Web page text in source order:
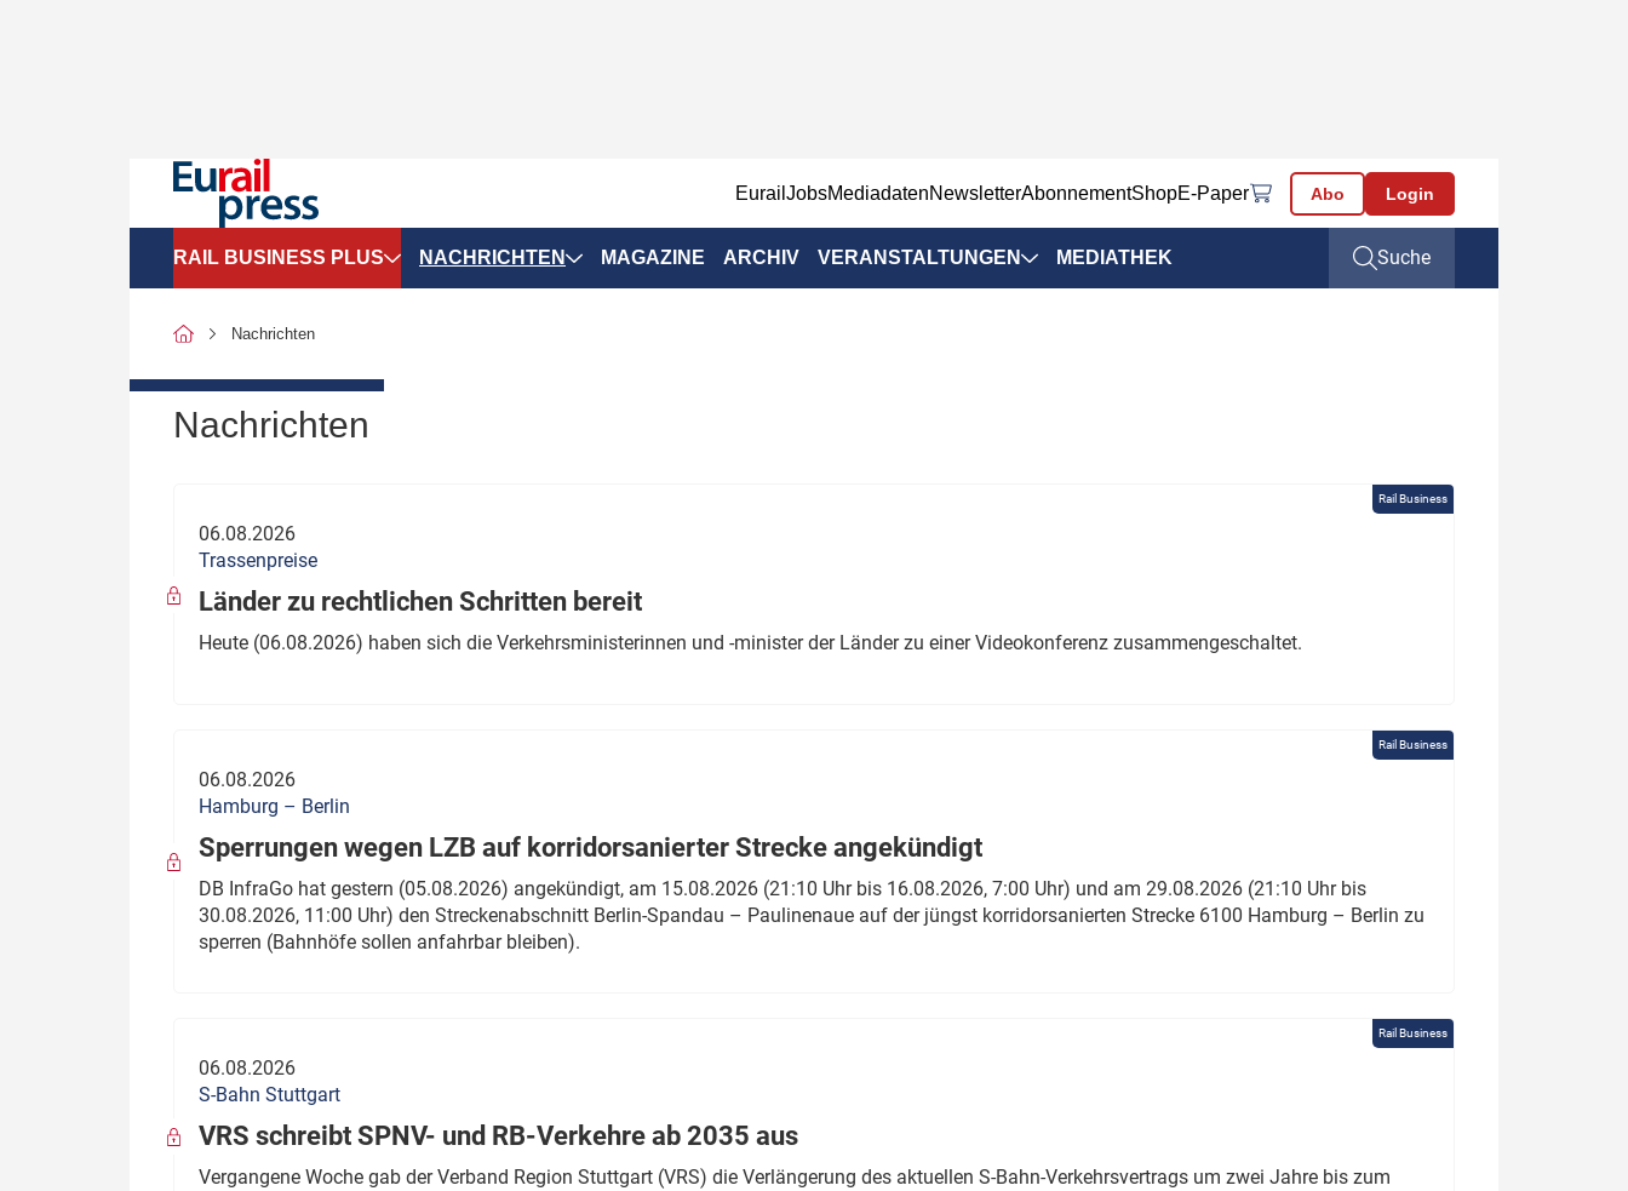
EurailJobsMediadatenNewsletterAbonnementShopE-Paper Abo Login
RAIL BUSINESS PLUS
SPNV-Marktdaten
Politik
wen?
Thema des Monats
Dossier: Generalsanierung
Dossier: ETCS
Dossier:
NACHRICHTEN MAGAZINE ARCHIV VERANSTALTUNGEN MEDIATHEK Suche
Nachrichten
Nachrichten
Rail Business
06.08.2026
Trassenpreise
Länder zu rechtlichen Schritten bereit
Heute (06.08.2026) haben sich die Verkehrsministerinnen und -minister der Länder zu einer Videokonferenz zusammengeschaltet.
Rail Business
06.08.2026
Hamburg – Berlin
Sperrungen wegen LZB auf korridorsanierter Strecke angekündigt
DB InfraGo hat gestern (05.08.2026) angekündigt, am 15.08.2026 (21:10 Uhr bis 16.08.2026, 7:00 Uhr) und am 29.08.2026 (21:10 Uhr bis
30.08.2026, 11:00 Uhr) den Streckenabschnitt Berlin-Spandau – Paulinenaue auf der jüngst korridorsanierten Strecke 6100 Hamburg – Berlin zu
sperren (Bahnhöfe sollen anfahrbar bleiben).
Rail Business
06.08.2026
S-Bahn Stuttgart
VRS schreibt SPNV- und RB-Verkehre ab 2035 aus
Vergangene Woche gab der Verband Region Stuttgart (VRS) die Verlängerung des aktuellen S-Bahn-Verkehrsvertrags um zwei Jahre bis zum